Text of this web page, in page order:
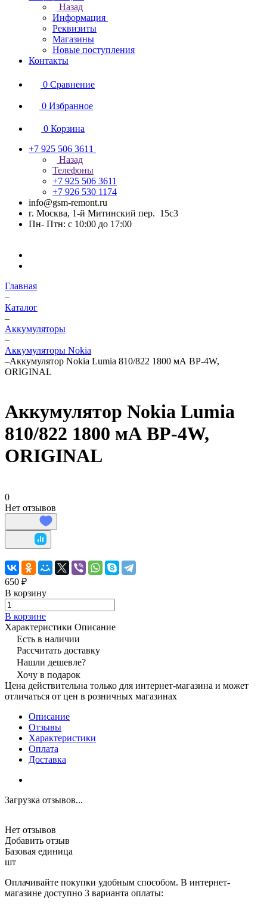
Назад
Информация
Реквизиты
Магазины
Новые поступления
Контакты
0 Сравнение
0 Избранное
0 Корзина
+7 925 506 3611
Назад
Телефоны
+7 925 506 3611
+7 926 530 1174
info@gsm-remont.ru
г. Москва, 1-й Митинский пер. 15с3
Пн- Птн: с 10:00 до 17:00
Главная
–
Каталог
–
Аккумуляторы
–
Аккумуляторы Nokia
–Аккумулятор Nokia Lumia 810/822 1800 мА BP-4W,
ORIGINAL
Аккумулятор Nokia Lumia
810/822 1800 мА BP-4W,
ORIGINAL
0
Нет отзывов
650 ₽
В корзину
В корзине
Характеристики Описание
Есть в наличии
Рассчитать доставку
Нашли дешевле?
Хочу в подарок
Цена действительна только для интернет-магазина и может
отличаться от цен в розничных магазинах
Описание
Отзывы
Характеристики
Оплата
Доставка
Загрузка отзывов...
Нет отзывов
Добавить отзыв
Базовая единица
шт
Оплачивайте покупки удобным способом. В интернет-
магазине доступно 3 варианта оплаты: